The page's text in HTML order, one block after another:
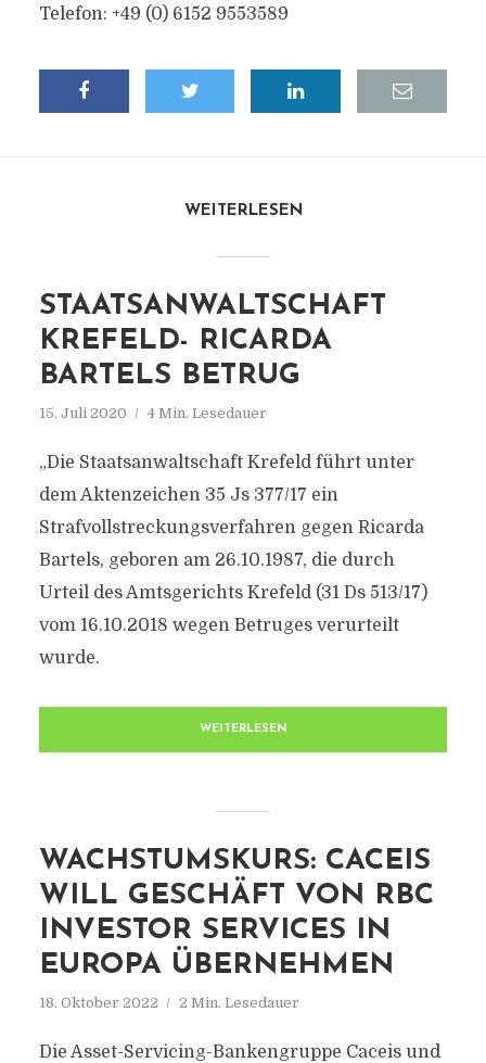
Telefon: +49 (0) 6152 9553589
WEITERLESEN
STAATSANWALTSCHAFT
KREFELD- RICARDA
BARTELS BETRUG
15. Juli 2020 4 Min. Lesedauer
„Die Staatsanwaltschaft Krefeld führt unter
dem Aktenzeichen 35 Js 377/17 ein
Strafvollstreckungsverfahren gegen Ricarda
Bartels, geboren am 26.10.1987, die durch
Urteil des Amtsgerichts Krefeld (31 Ds 513/17)
vom 16.10.2018 wegen Betruges verurteilt
wurde.
WEITERLESEN
WACHSTUMSKURS: CACEIS
WILL GESCHÄFT VON RBC
INVESTOR SERVICES IN
EUROPA ÜBERNEHMEN
18. Oktober 2022 2 Min. Lesedauer
Die Asset-Servicing-Bankengruppe Caceis und